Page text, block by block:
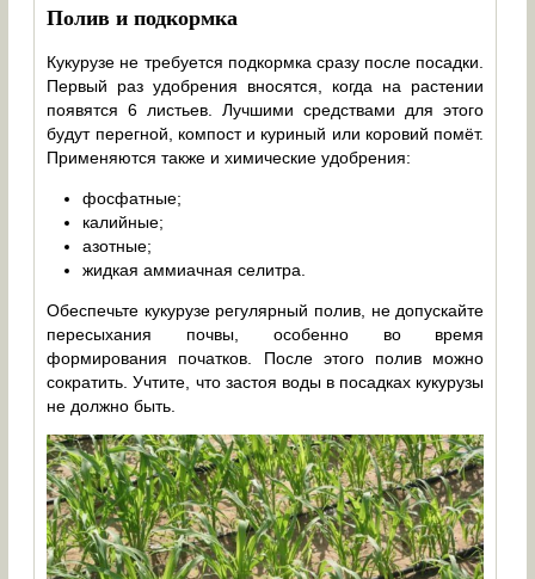
Полив и подкормка
Кукурузе не требуется подкормка сразу после посадки.
Первый раз удобрения вносятся, когда на растении
появятся 6 листьев. Лучшими средствами для этого
будут перегной, компост и куриный или коровий помёт.
Применяются также и химические удобрения:
фосфатные;
калийные;
азотные;
жидкая аммиачная селитра.
Обеспечьте кукурузе регулярный полив, не допускайте
пересыхания почвы, особенно во время
формирования початков. После этого полив можно
сократить. Учтите, что застоя воды в посадках кукурузы
не должно быть.